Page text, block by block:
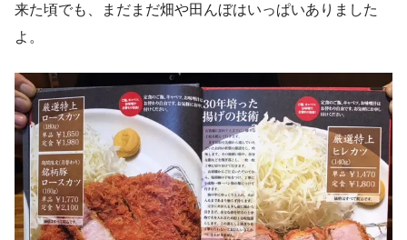
来た頃でも、まだまだ畑や田んぼはいっぱいありました
よ。